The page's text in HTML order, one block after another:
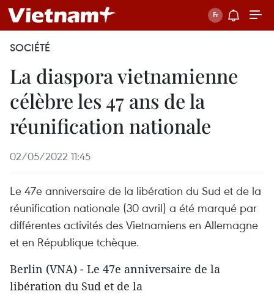
SOCIÉTÉ
La diaspora vietnamienne
célèbre les 47 ans de la
réunification nationale
02/05/2022 11:45
Le 47e anniversaire de la libération du Sud et de la
réunification nationale (30 avril) a été marqué par
différentes activités des Vietnamiens en Allemagne
et en République tchèque.
Berlin (VNA) - Le 47e anniversaire de la
libération du Sud et de la